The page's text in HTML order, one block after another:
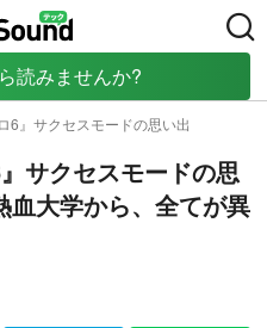
TECH
6』サクセスモードの思い出
サクセスモードの思
大学から、全てが異
読みませんか?